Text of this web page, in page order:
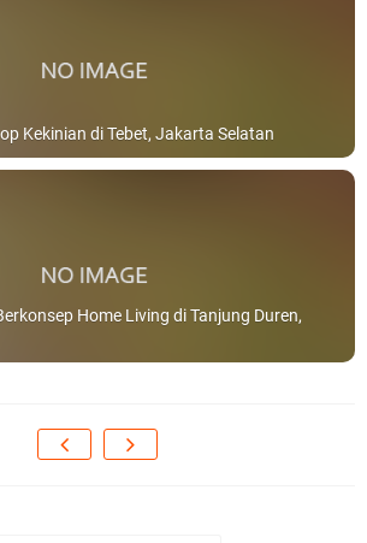
Kekinian di Tebet, Jakarta Selatan
Home Living di Tanjung Duren,